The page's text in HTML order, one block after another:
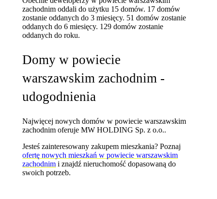
zachodnim oddali do użytku 15 domów. 17 domów
zostanie oddanych do 3 miesięcy. 51 domów zostanie
oddanych do 6 miesięcy. 129 domów zostanie
oddanych do roku.
Domy w powiecie
warszawskim zachodnim -
udogodnienia
Najwięcej nowych domów w powiecie warszawskim
zachodnim oferuje MW HOLDING Sp. z o.o..
Jesteś zainteresowany zakupem mieszkania? Poznaj
ofertę nowych mieszkań w powiecie warszawskim
zachodnim i znajdź nieruchomość dopasowaną do
swoich potrzeb.